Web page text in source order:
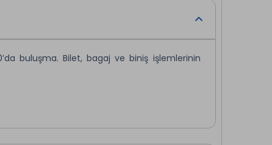
buluşma. Bilet, bagaj ve biniş işlemlerinin